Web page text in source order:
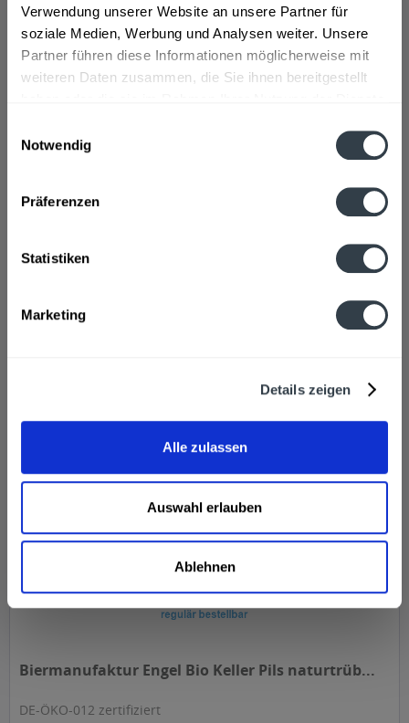
Verwendung unserer Website an unsere Partner für
soziale Medien, Werbung und Analysen weiter. Unsere
Partner führen diese Informationen möglicherweise mit
weiteren Daten zusammen, die Sie ihnen bereitgestellt
Notwendig
Präferenzen
Statistiken
Marketing
Details zeigen
Alle zulassen
Auswahl erlauben
Ablehnen
In den Warenkorb
Biermanufaktur Engel Apfelschorle 15 x 0,5l
In den Warenkorb
Biermanufaktur Engel Bio Keller Pils naturtrüb...
DE-ÖKO-012 zertifiziert